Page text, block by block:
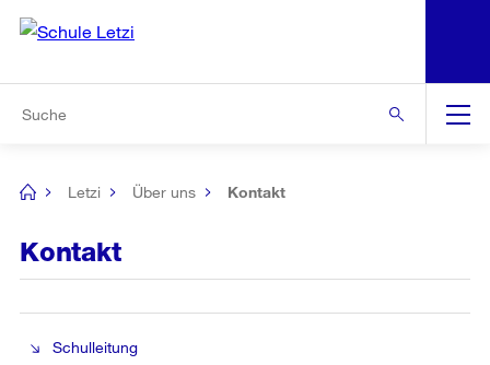
Navigation
[no
Letzi Über uns Kontakt
Kontakt
Schulleitung